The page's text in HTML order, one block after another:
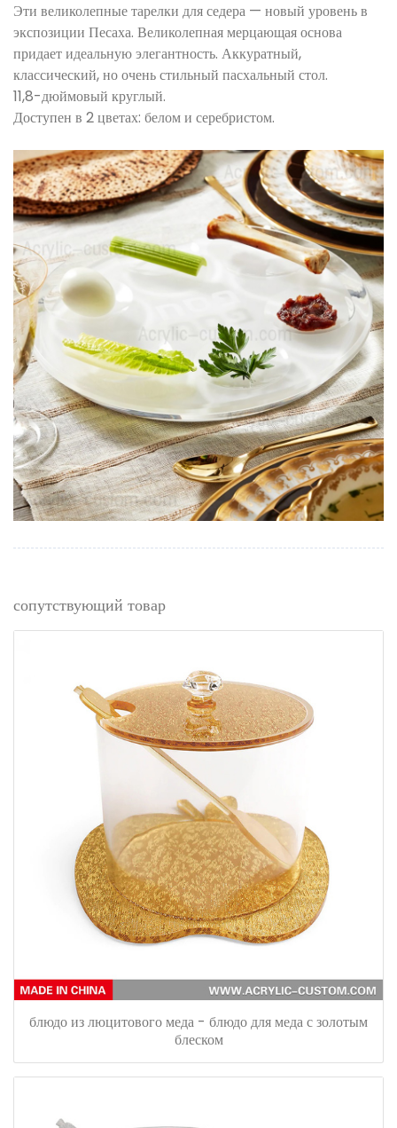
Эти великолепные тарелки для седера — новый уровень в
экспозиции Песаха. Великолепная мерцающая основа
придает идеальную элегантность. Аккуратный,
классический, но очень стильный пасхальный стол.
11,8-дюймовый круглый.
Доступен в 2 цветах: белом и серебристом.
сопутствующий товар
блюдо из люцитового меда - блюдо для меда с золотым
блеском